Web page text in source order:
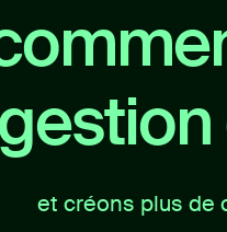
et créons plus de